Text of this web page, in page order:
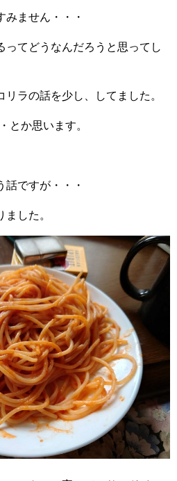
みません・・・
ってどうなんだろうと思ってし
ラの話を少し、してました。
とか思います。
話ですが・・・
した。